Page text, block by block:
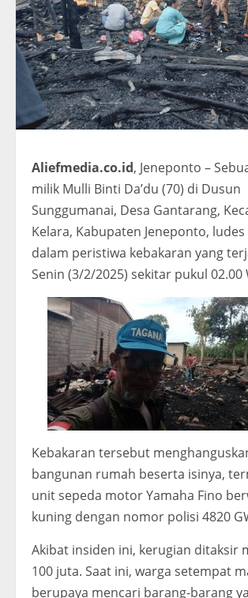
Aliefmedia.co.id, Jeneponto –
milik Mulli Binti Da’du (70) di Dusun
Sunggumanai, Desa Gantarang,
Kelara, Kabupaten Jeneponto,
dalam peristiwa kebakaran yang
Senin (3/2/2025) sekitar pukul 02.00
Kebakaran tersebut
bangunan rumah beserta isinya,
unit sepeda motor Yamaha Fino
kuning dengan nomor polisi 4820
Akibat insiden ini, kerugian ditaksir
100 juta. Saat ini, warga setempat
berupaya mencari barang-barang